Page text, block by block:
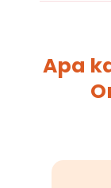
Apa